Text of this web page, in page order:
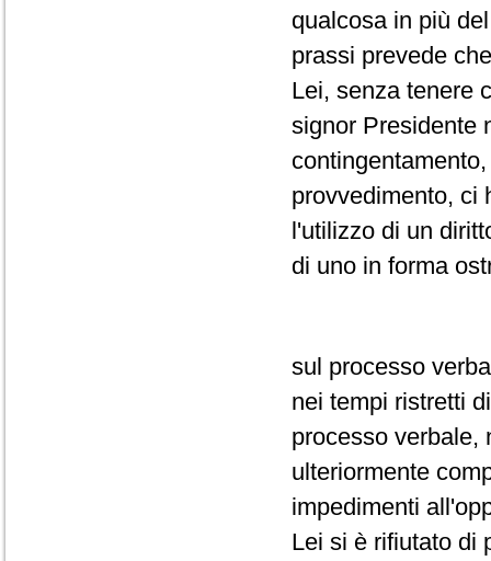
qualcosa in più
prassi prevede
Lei, senza tenere
signor Presidente
provvedimento, ci
l'utilizzo di un
di uno in forma
sul processo
nei tempi ristretti
processo verbale,
ulteriormente
impedimenti
Lei si è rifiutato di